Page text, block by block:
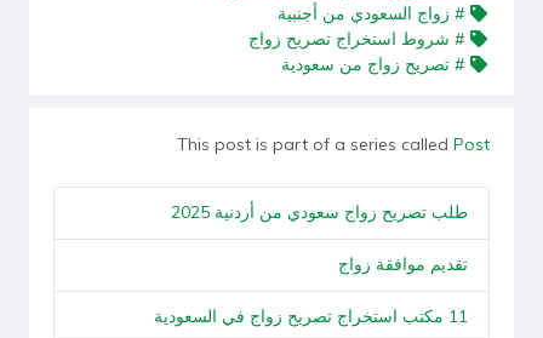
# زواج السعودي من أجنبية
# شروط استخراج تصريح زواج
# تصريح زواج من سعودية
This post is part of a series called Post
طلب تصريح زواج سعودي من أردنية 2025
تقديم موافقة زواج
11 مكتب استخراج تصريح زواج في السعودية